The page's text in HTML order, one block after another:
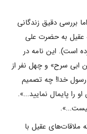
اما بررسی دقیق زندگانی
عقیل به حضرت علی
است). این نامه در
ابی سرح» و چهل نفر از
رسول خدا! چه تصمیم
پایمال نمایید...».
عقیل با